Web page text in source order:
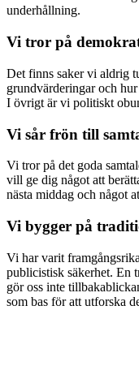
underhållning.
Vi tror på
Det finns saker vi aldrig
grundvärderingar och
I övrigt är vi politiskt
Vi sår frön till
Vi tror på det goda
vill ge dig något att
nästa middag och något
Vi bygger på
Vi har varit
publicistisk säkerhet. En
gör oss inte
som bas för att utforska